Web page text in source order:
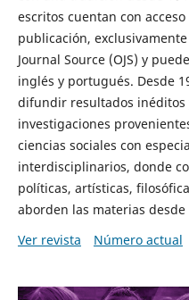
escritos cuentan con
publicación,
Journal Source (OJS) y
inglés y portugués. Desde
difundir resultados inéditos
investigaciones
ciencias sociales con
interdisciplinarios, donde
políticas, artísticas,
aborden las materias
Ver revista
Número actual